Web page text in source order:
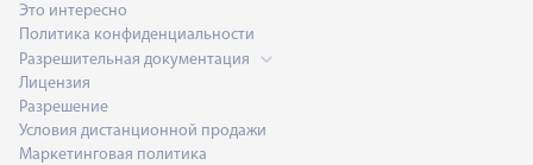
Это интересно
Политика конфиденциальности
Разрешительная документация
Лицензия
Разрешение
Условия дистанционной продажи
Маркетинговая политика